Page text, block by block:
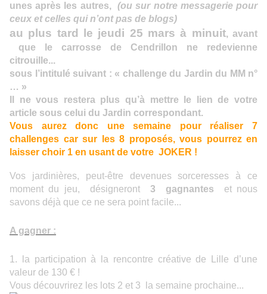
unes après les autres,(ou sur notre messagerie pour
ceux et celles qui n’ont pas de blogs)
au plus tard le jeudi 25 mars à minuit, avant
que le carrosse de Cendrillon ne redevienne
citrouille...
sous l’intitulé suivant : « challenge du Jardin du MM n°
… »
Il ne vous restera plus qu’à mettre le lien de votre
article sous celui du Jardin correspondant.
Vous aurez donc une semaine pour réaliser 7
challenges car sur les 8 proposés, vous pourrez en
laisser choir 1 en usant de votre JOKER !
Vos jardinières, peut-être devenues sorceresses à ce
moment du jeu, désigneront 3 gagnantes et nous
savons déjà que ce ne sera point facile...
A gagner :
1. la participation à la rencontre créative de Lille d’une
valeur de 130 € !
Vous découvrirez les lots 2 et 3 la semaine prochaine...